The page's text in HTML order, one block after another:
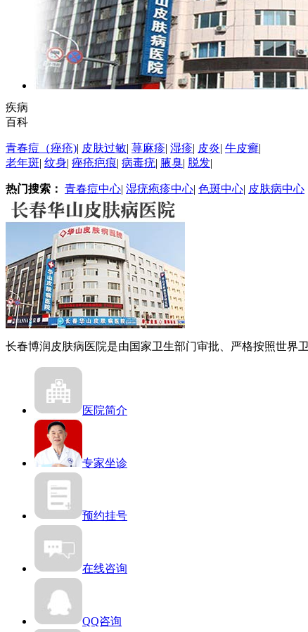
疾病
百科
青春痘（痤疮)| 皮肤过敏| 荨麻疹| 湿疹| 皮炎| 牛皮癣|
老年斑| 纹身| 痤疮疤痕| 病毒疣| 腋臭| 脱发|
热门搜索： 青春痘中心| 湿疣疱疹中心| 色斑中心| 皮肤病中心
长春博润皮肤病医院是由国家卫生部门审批、严格按照世界
医院简介
专家坐诊
预约挂号
在线咨询
QQ咨询